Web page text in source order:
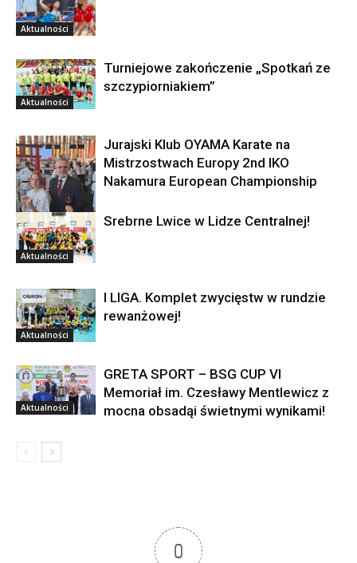
Aktualności
Aktualności
Turniejowe zakończenie „Spotkań ze
szczypiorniakiem”
Aktualności
Jurajski Klub OYAMA Karate na
Mistrzostwach Europy 2nd IKO
Nakamura European Championship
Aktualności
Srebrne Lwice w Lidze Centralnej!
Aktualności
I LIGA. Komplet zwycięstw w rundzie
rewanżowej!
Aktualności
GRETA SPORT – BSG CUP VI
Memoriał im. Czesławy Mentlewicz z
mocna obsadąi świetnymi wynikami!
0